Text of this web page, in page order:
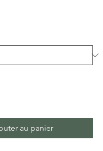
au panier